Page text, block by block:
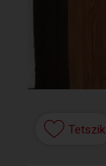
Tetszik